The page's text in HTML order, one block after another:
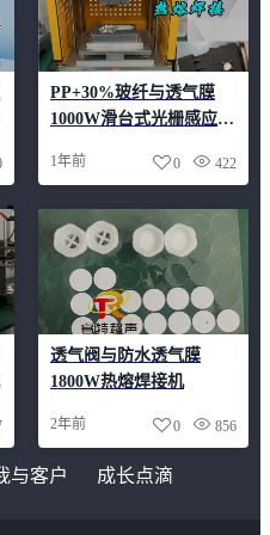
PP+30%玻纤与透气膜
1000W滑台式光栅感应热
1年前 422
0
透气阀与防水透气膜
1800W热熔焊接机
2年前 856
0
与客户 成长点滴